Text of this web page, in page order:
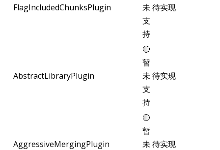
FlagIncludedChunksPlugin
未
支
持
待实现
AbstractLibraryPlugin
🔴
暂
未
支
持
待实现
AggressiveMergingPlugin
🔴
暂
未 待实现